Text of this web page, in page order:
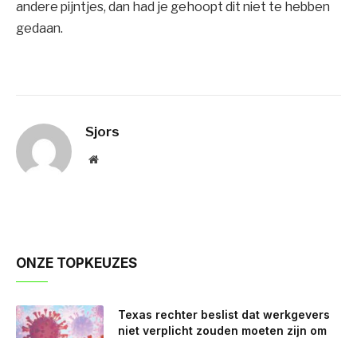
andere pijntjes, dan had je gehoopt dit niet te hebben
gedaan.
Sjors
Website
ONZE TOPKEUZES
Texas rechter beslist dat werkgevers
niet verplicht zouden moeten zijn om